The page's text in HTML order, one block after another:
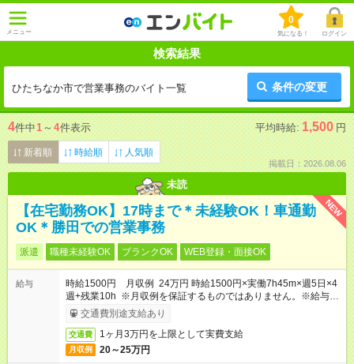
メニュー
0
気になる！ ログイン
検索結果
ひたちなか市で営業事務のバイト一覧 条件の変更
4件中1 ～ 4件表示 平均時給: 1,500 円
新着順 時給順 人気順
掲載日：2026.08.06
未読
NEW
【在宅勤務OK】17時まで＊未経験OK！車通勤
OK＊勝田での営業事務
派遣 職種未経験OK ブランクOK WEB登録・面接OK
給与
時給1500円 月収例 24万円 時給1500円×実働7h45m×週5日×4
週+残業10h ※月収例を保証するものではありません。※給与即
受取りサービス利用可（利用条件有）
交通費別途支給あり
交通費 1ヶ月3万円を上限として実費支給
月収例 20～25万円